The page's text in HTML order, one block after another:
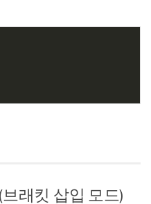
브래킷 삽입 모드)